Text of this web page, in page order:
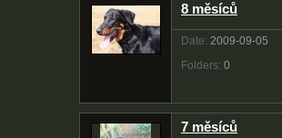
8 měsíců
Date: 2009-09-05
Folders: 0
7 měsíců